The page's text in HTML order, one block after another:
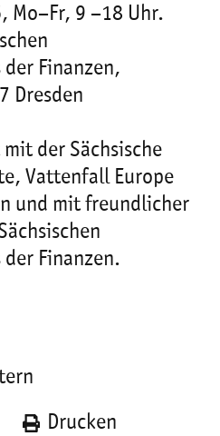
Mo–Fr, 9 –18 Uhr.
Finanzen,
Dresden
der Sächsische
Vattenfall Europe
und mit freundlicher
Finanzen.
Drucken